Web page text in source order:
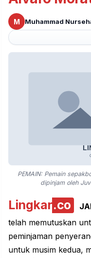
M Muhammad
PEMAIN: Pemain
dipinjam oleh
Lingkar.co
telah memutuskan
peminjaman
untuk musim kedua,